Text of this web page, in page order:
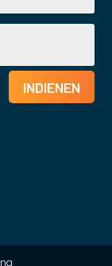
INDIENEN